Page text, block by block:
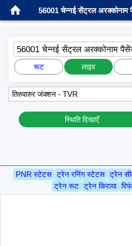
56001 चेन्नई सेंट्रल अरक्कोनाम
56001 चेन्नई सेंट्रल अरक्कोनाम
रूट लाइव
स्थिति दिखाएँ
PNR स्टेटस ट्रेन रनिंग स्टेटस ट्रेन
ट्रेन रूट ट्रेन किराया